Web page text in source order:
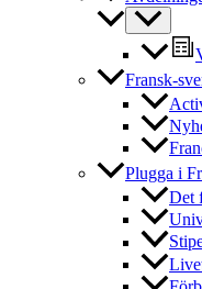
Fransk-
Plugga i
Det